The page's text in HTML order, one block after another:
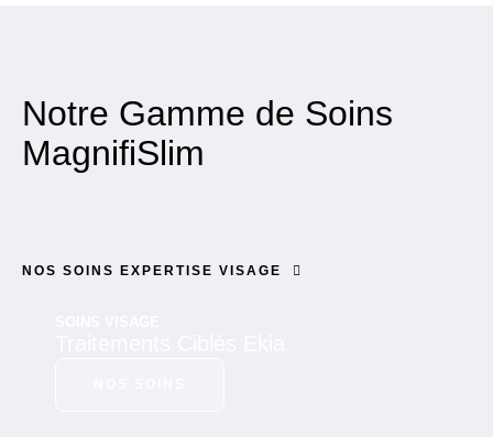
Notre Gamme de Soins
MagnifiSlim
NOS SOINS EXPERTISE VISAGE